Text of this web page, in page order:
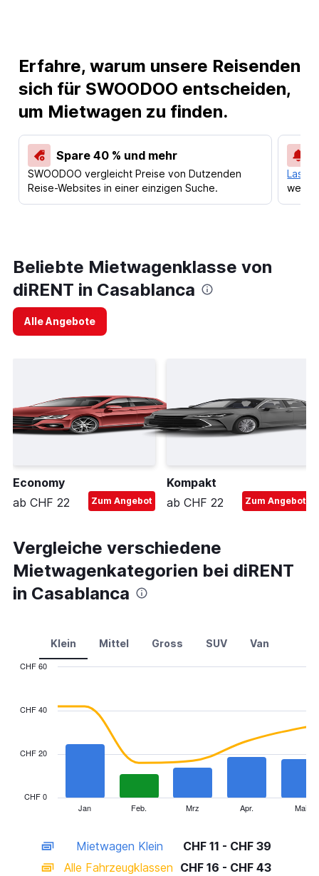
Erfahre, warum unsere Reisenden
sich für SWOODOO entscheiden,
um Mietwagen zu finden.
Spare 40 % und mehr
SWOODOO vergleicht Preise von Dutzenden
Reise-Websites in einer einzigen Suche.
Lass
Beliebte Mietwagenklasse von
diRENT in Casablanca
Alle Angebote
Economy
ab CHF 22
Zum Angebot
Kompakt
ab CHF 22
Zum Angebot
Vergleiche verschiedene
Mietwagenkategorien bei diRENT
in Casablanca
Klein Mittel Gross SUV Van
has
displaying
categories.
Jan Feb. Mrz Apr. Mai
CHF 0
CHF 20
CHF 40
CHF 60
Mietwagen Klein
CHF 11 - CHF 39
Alle Fahrzeugklassen CHF 16 - CHF 43